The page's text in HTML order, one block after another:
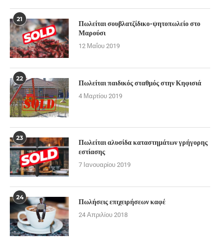
21
Πωλείται σουβλατζίδικο-ψητοπωλείο στο
Μαρούσι
12 Μαΐου 2019
22 Πωλείται παιδικός σταθμός στην Κηφισιά
4 Μαρτίου 2019
23
Πωλείται αλυσίδα καταστημάτων γρήγορης
εστίασης
7 Ιανουαρίου 2019
24 Πωλήσεις επιχειρήσεων καφέ
24 Απριλίου 2018